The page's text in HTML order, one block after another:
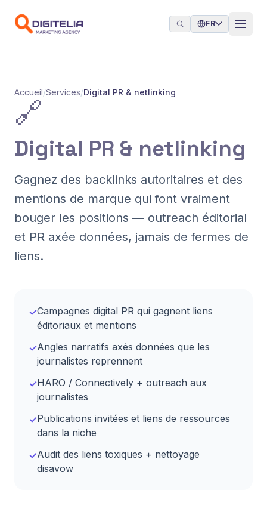
FR
Accueil/Services/Digital PR & netlinking
🔗
Digital PR & netlinking
Gagnez des backlinks autoritaires et des
mentions de marque qui font vraiment
bouger les positions — outreach éditorial
et PR axée données, jamais de fermes de
liens.
✓Campagnes digital PR qui gagnent liens
éditoriaux et mentions
✓Angles narratifs axés données que les
journalistes reprennent
✓HARO / Connectively + outreach aux
journalistes
✓Publications invitées et liens de ressources
dans la niche
✓Audit des liens toxiques + nettoyage
disavow